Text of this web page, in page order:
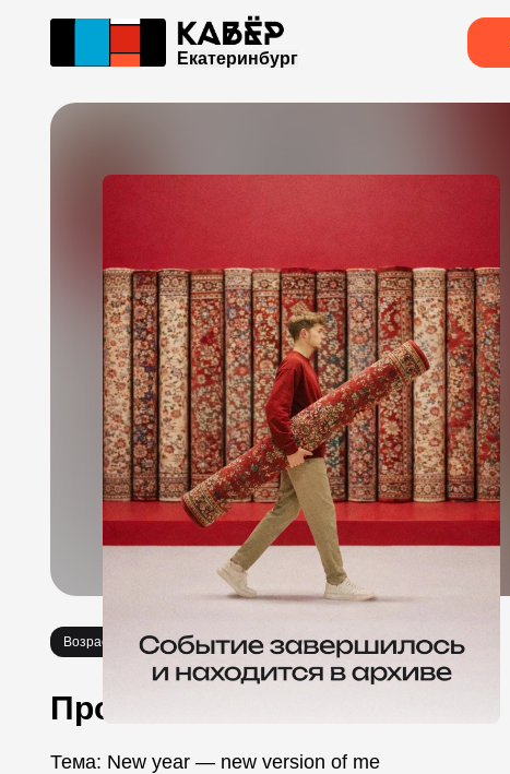
Екатеринбург
Возраст 21+ Мастер-классы
Про событие
Тема: New year — new version of me